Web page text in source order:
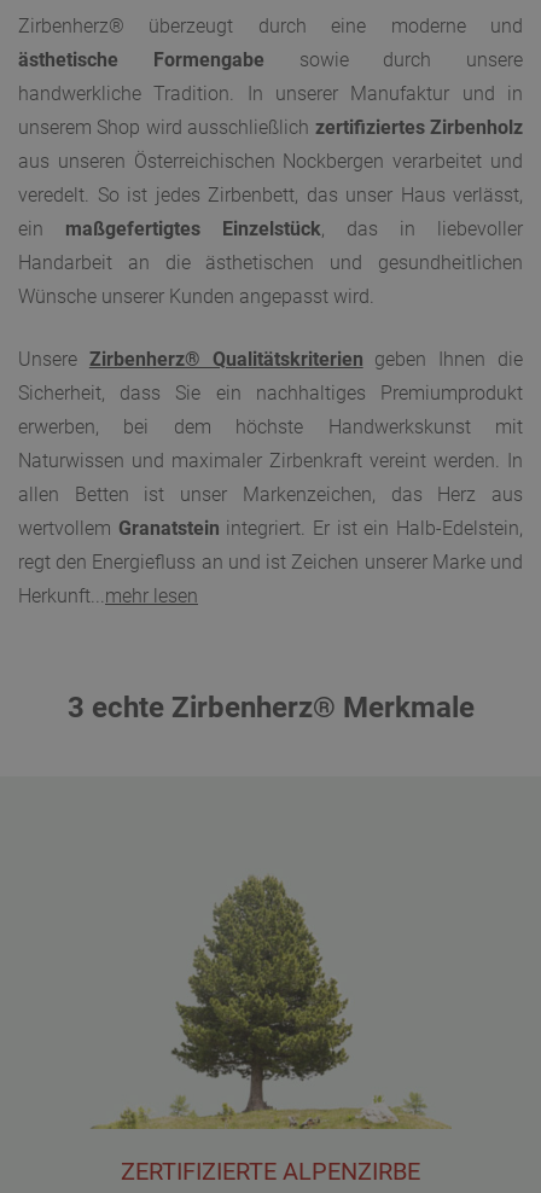
Zirbenherz® überzeugt durch eine moderne und
ästhetische Formengabe sowie durch unsere
handwerkliche Tradition. In unserer Manufaktur und in
unserem Shop wird ausschließlich zertifiziertes Zirbenholz
aus unseren Österreichischen Nockbergen verarbeitet und
veredelt. So ist jedes Zirbenbett, das unser Haus verlässt,
ein maßgefertigtes Einzelstück, das in liebevoller
Handarbeit an die ästhetischen und gesundheitlichen
Wünsche unserer Kunden angepasst wird.
Unsere Zirbenherz® Qualitätskriterien geben Ihnen die
Sicherheit, dass Sie ein nachhaltiges Premiumprodukt
erwerben, bei dem höchste Handwerkskunst mit
Naturwissen und maximaler Zirbenkraft vereint werden. In
allen Betten ist unser Markenzeichen, das Herz aus
wertvollem Granatstein integriert. Er ist ein Halb-Edelstein,
regt den Energiefluss an und ist Zeichen unserer Marke und
Herkunft...mehr lesen
3 echte Zirbenherz® Merkmale
ZERTIFIZIERTE ALPENZIRBE